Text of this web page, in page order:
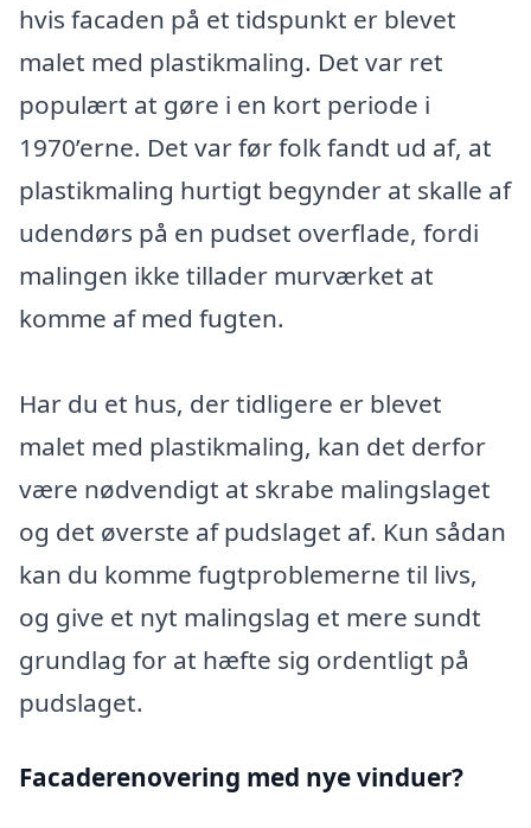
hvis facaden på et tidspunkt er blevet
malet med plastikmaling. Det var ret
populært at gøre i en kort periode i
1970’erne. Det var før folk fandt ud af, at
plastikmaling hurtigt begynder at skalle af
udendørs på en pudset overflade, fordi
malingen ikke tillader murværket at
komme af med fugten.
Har du et hus, der tidligere er blevet
malet med plastikmaling, kan det derfor
være nødvendigt at skrabe malingslaget
og det øverste af pudslaget af. Kun sådan
kan du komme fugtproblemerne til livs,
og give et nyt malingslag et mere sundt
grundlag for at hæfte sig ordentligt på
pudslaget.
Facaderenovering med nye vinduer?